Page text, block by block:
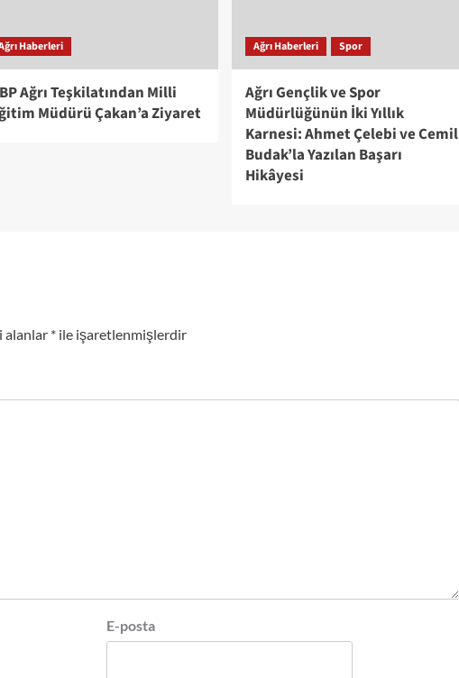
Haberleri
Ağrı Teşkilatından Milli
Müdürü Çakan’a Ziyaret
Ağrı Haberleri Spor
Ağrı Gençlik ve Spor
Müdürlüğünün İki Yıllık
Karnesi: Ahmet Çelebi ve Cemil
Budak’la Yazılan Başarı
Hikâyesi
alanlar * ile işaretlenmişlerdir
E-posta